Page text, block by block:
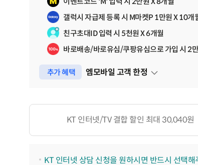
갤럭시 자급제 등록 시 M마켓P 1만원 X 10개
친구초대ID 입력 시 5천원 X 6개월
바로배송/바로유심/쿠팡유심으로 가입 시 2
추가 혜택 엠모바일 고객 한정
펼쳐보기
KT 인터넷/TV 결합 할인 최대 30,040원
KT 인터넷 상담 신청을 원하시면 반드시 선택해